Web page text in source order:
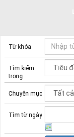
Từ khóa
Tìm kiếm
trong
Chuyên mục
Tìm từ ngày